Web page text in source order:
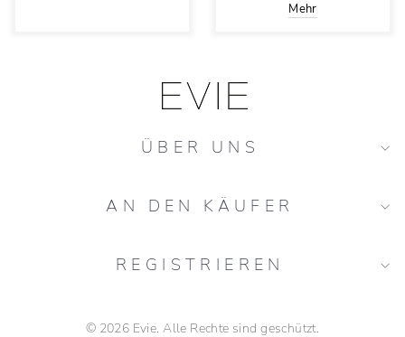
Mehr
ÜBER UNS
AN DEN KÄUFER
REGISTRIEREN
© 2026 Evie. Alle Rechte sind geschützt.